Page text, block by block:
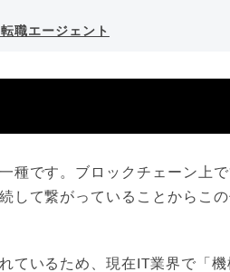
職エージェント
種です。ブロックチェーン上
して繋がっていることからこ
ているため、現在IT業界で「